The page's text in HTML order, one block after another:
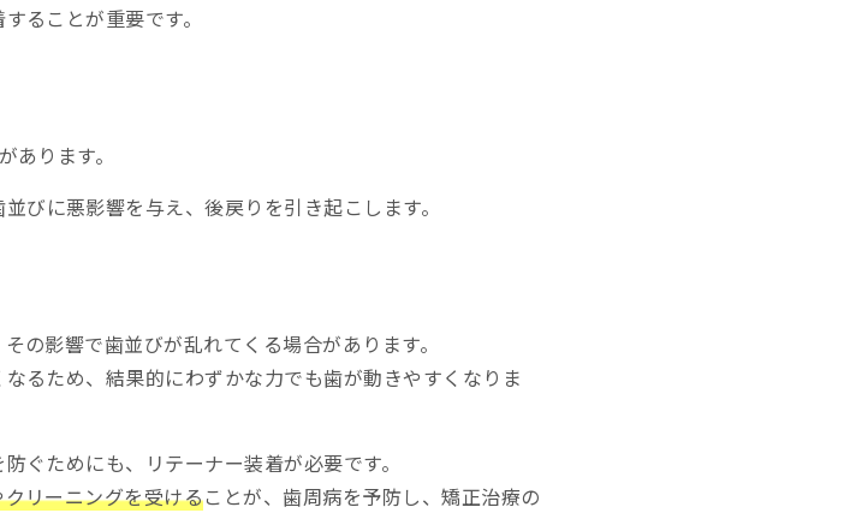
ることが重要です。
があります。
びに悪影響を与え、後戻りを引き起こします。
の影響で歯並びが乱れてくる場合があります。
るため、結果的にわずかな力でも歯が動きやすくなりま
ぐためにも、リテーナー装着が必要です。
リーニングを受けることが、歯周病を予防し、矯正治療の